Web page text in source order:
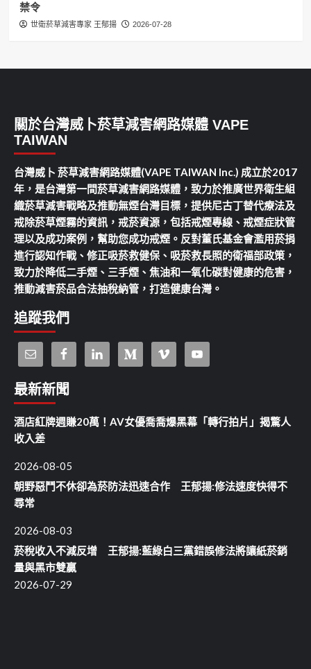
禁令
世衛菸草減害專家 王郁揚 2026-07-28
關於台灣威卜菸草減害網路媒體 VAPE
TAIWAN
台灣威卜 菸草減害網路媒體(VAPE TAIWAN Inc.) 成立於2017
年，是台灣第一間菸草減害網路媒體，致力於推廣世界衛生組
織菸草減害戰略及推動無煙台灣目標，提供尼古丁替代療法及
戒除菸草煙霧的資訊，戒菸資源，包括戒煙專線、戒煙症狀管
理以及成功案例，幫助您成功戒煙。反對董氏基金會濫用菸捐
進行認知作戰、修正吸菸救健保、吸菸救長照的衛福部政策，
致力於降低二手煙、三手煙、焦油和一氧化碳對健康的危害，
推動減害菸品合法抽稅納管，打造健康台灣。
追蹤我們
最新新聞
酒店紅牌週賺20萬！AV女優喬喬爆黑幕「轉行拍片」揭驚人
收入差
2026-08-05
朝野惡鬥不休卻為菸防法迅速合作 王郁揚:修法速度快得不
尋常
2026-08-03
菸稅收入不減反增 王郁揚:藍綠白三黨錯誤修法將讓紙菸銷
量與黑市雙贏
2026-07-29